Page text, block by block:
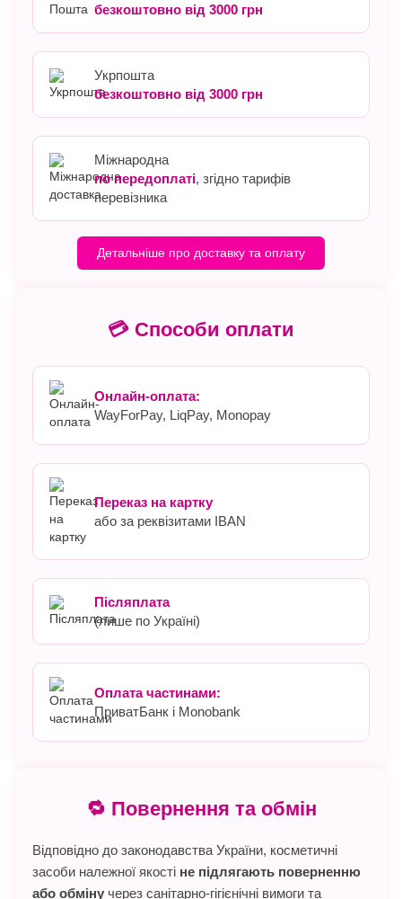
безкоштовно від 3000 грн
Укрпошта
безкоштовно від 3000 грн
Міжнародна
по передоплаті, згідно тарифів
перевізника
Детальніше про доставку та оплату
💳 Способи оплати
Онлайн-оплата:
WayForPay, LiqPay, Monopay
Переказ на картку
або за реквізитами IBAN
Післяплата
(лише по Україні)
Оплата частинами:
ПриватБанк і Monobank
🔁 Повернення та обмін
Відповідно до законодавства України, косметичні
засоби належної якості не підлягають поверненню
або обміну через санітарно-гігієнічні вимоги та